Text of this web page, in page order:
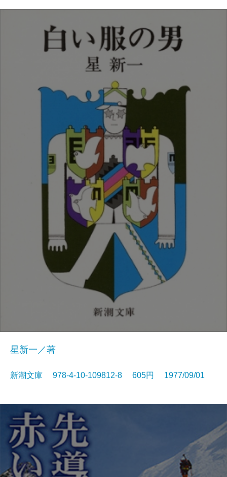
星新一／著
新潮文庫 978-4-10-109812-8 605円 1977/09/01